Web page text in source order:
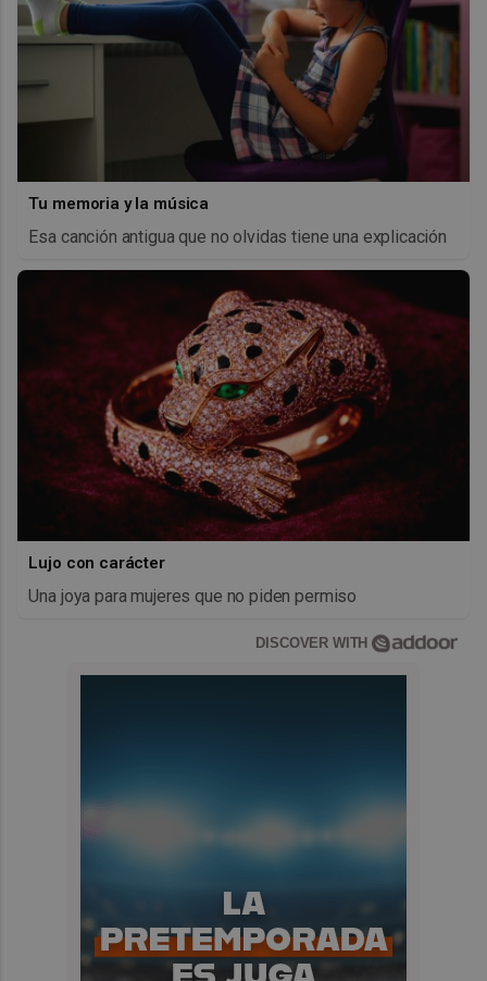
Tu memoria y la música
Esa canción antigua que no olvidas tiene una explicación
Lujo con carácter
Una joya para mujeres que no piden permiso
DISCOVER WITH